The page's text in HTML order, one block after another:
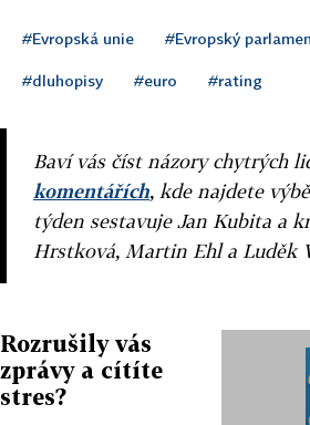
#Evropská unie #Evropský
#dluhopisy #euro #rating
Baví vás číst názory chytrých
komentářích, kde najdete
týden sestavuje Jan Kubita a
Hrstková, Martin Ehl a Luděk
Rozrušily vás
zprávy a cítíte
stres?